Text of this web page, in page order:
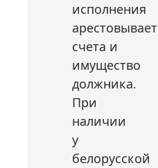
исполнения
арестовывает
счета и
имущество
должника.
При
наличии
у
белорусской